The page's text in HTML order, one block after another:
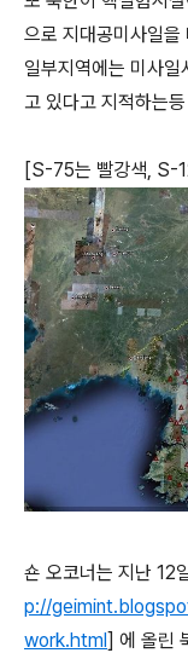
으로 지대공미사일을
일부지역에는 미사
고 있다고 지적하는
[S-75는 빨강색, S-
숀 오코너는 지난
p://
work.html] 에 올린